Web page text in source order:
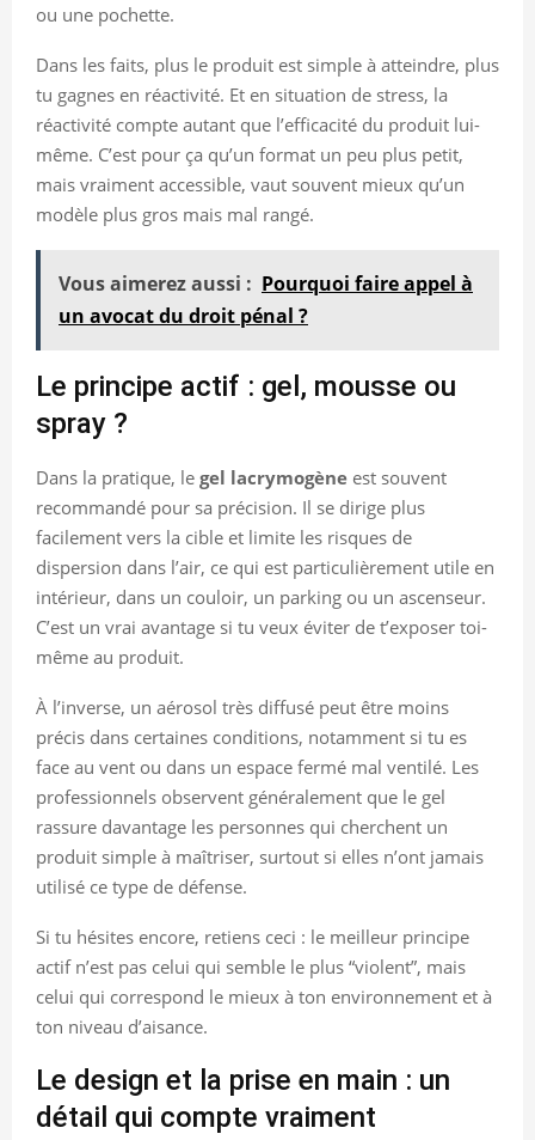
ou une pochette.
Dans les faits, plus le produit est simple à atteindre, plus
tu gagnes en réactivité. Et en situation de stress, la
réactivité compte autant que l’efficacité du produit lui-
même. C’est pour ça qu’un format un peu plus petit,
mais vraiment accessible, vaut souvent mieux qu’un
modèle plus gros mais mal rangé.
Vous aimerez aussi : Pourquoi faire appel à
un avocat du droit pénal ?
Le principe actif : gel, mousse ou
spray ?
Dans la pratique, le gel lacrymogène est souvent
recommandé pour sa précision. Il se dirige plus
facilement vers la cible et limite les risques de
dispersion dans l’air, ce qui est particulièrement utile en
intérieur, dans un couloir, un parking ou un ascenseur.
C’est un vrai avantage si tu veux éviter de t’exposer toi-
même au produit.
À l’inverse, un aérosol très diffusé peut être moins
précis dans certaines conditions, notamment si tu es
face au vent ou dans un espace fermé mal ventilé. Les
professionnels observent généralement que le gel
rassure davantage les personnes qui cherchent un
produit simple à maîtriser, surtout si elles n’ont jamais
utilisé ce type de défense.
Si tu hésites encore, retiens ceci : le meilleur principe
actif n’est pas celui qui semble le plus “violent”, mais
celui qui correspond le mieux à ton environnement et à
ton niveau d’aisance.
Le design et la prise en main : un
détail qui compte vraiment